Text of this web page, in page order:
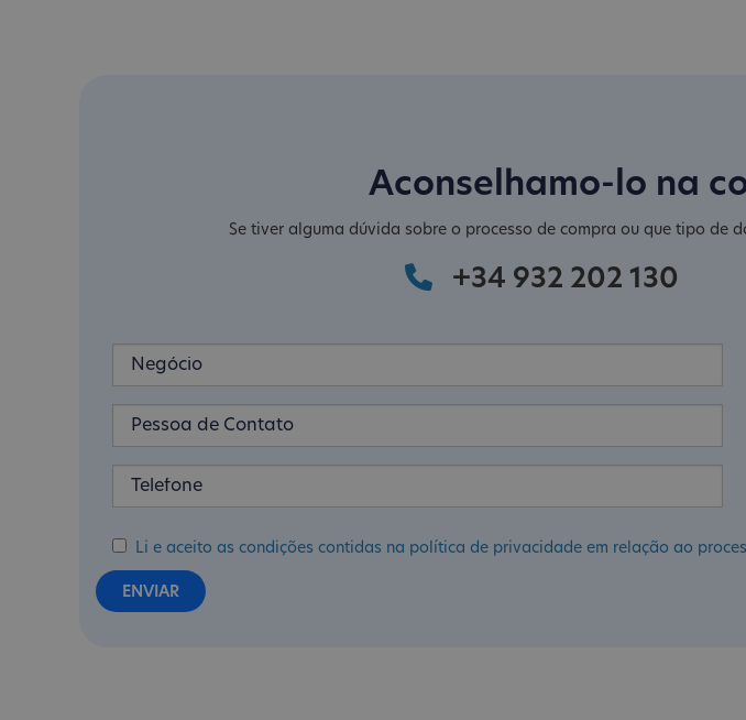
Aconselhamo-lo na
Se tiver alguma dúvida sobre o processo de compra ou que tipo de
+34 932 202 130
Li e aceito as condições contidas na política de privacidade em relação ao